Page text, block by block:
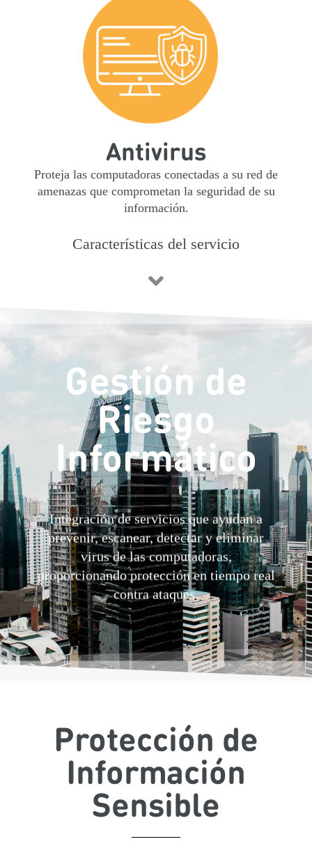
Antivirus
Proteja las computadoras conectadas a su red de
amenazas que comprometan la seguridad de su
información.
Características del servicio
Gestión de
Riesgo
Informático
Integración de servicios que ayudan a
prevenir, escanear, detectar y eliminar
virus de las computadoras,
proporcionando protección en tiempo real
contra ataques.
Protección de
Información
Sensible